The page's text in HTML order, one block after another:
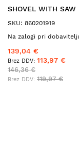
SHOVEL WITH SAW
SKU: 860201919
Na zalogi pri
139,04 €
113,97 €
146,36 €
119,97 €